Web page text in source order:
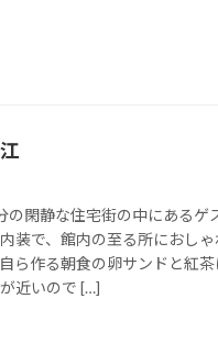
の閑静な住宅街の中にあるゲ
装で、館内の至る所におし
ら作る朝食の卵サンドと紅
近いので […]